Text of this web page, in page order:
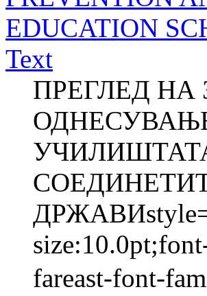
EDUCATION
Text
ПРЕГЛЕД НА
fareast-font-